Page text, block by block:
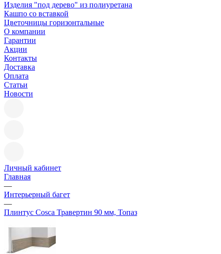
Изделия "под дерево" из полиуретана
Кашпо со вставкой
Цветочницы горизонтальные
О компании
Гарантии
Акции
Контакты
Доставка
Оплата
Статьи
Новости
Личный кабинет
Главная
—
Интерьерный багет
—
Плинтус Cosca Травертин 90 мм, Топаз